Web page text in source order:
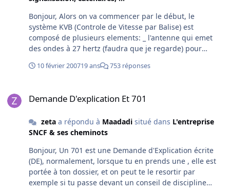
plat préféré? voir plus haut 26-Comment s'appelle ta
soeur? Esther 27-As tu déja vu un président de la
République en vrai? vaut mieu pas pour lui
Bonjour, Alors on va commencer par le début, le
système KVB (Controle de Vitesse par Balise) est
composé de plusieurs elements: _ l'antenne qui emet
des ondes à 27 hertz (faudra que je regarde) pour
dessus des balises (c'est pour cela qu'on ne doit jamais
rechercherai la signification), qui va traiter les
coaxe et twinaxe qui vont véhiculer les information
retranscrite de la boite CTV jusqu'à l'Unité d'EVALuation
(UEVAL). _ l'UEVAL, c'est le coeur informatique du KVB qui
va receptionner toutes les information reçu (balises,
info vitesse, ...) et agir en fonction (FU si vitesse excesive
+10 km/h, sonnerie d'alerte si vitesse excesive + 5km/h).
_ l'information vitesse qui peut être de différente sorte,
10 février 200719 ans 753 réponses
Demande D'explication Et 701
zetaa répondu à Maadadisitué dans L'entreprise
SNCF & ses cheminots
Bonjour, Un 701 est une Demande d'Explication écrite
(DE), normalement, lorsque tu en prends une , elle est
portée à ton dossier, et on peut te le resortir par
exemple si tu passe devant un conseil de discipline